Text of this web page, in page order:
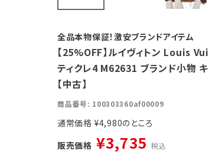
全品本物保証！激安ブランドアイテム
【25%OFF】ルイヴィトン Louis
ティクレ4 M62631 ブランド小物
【中古】
商品番号 100303360af00009
通常価格 ¥4,980
販売価格 ¥3,735 税込